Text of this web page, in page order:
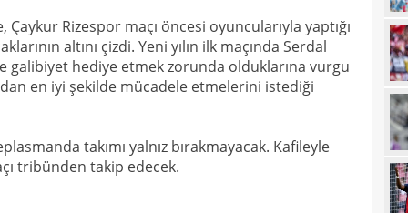
Rizespor maçı öncesi oyuncularıyla yaptığı
altını çizdi. Yeni yılın ilk maçında Serdal
galibiyet hediye etmek zorunda olduklarına vurgu
en iyi şekilde mücadele etmelerini istediği
takımı yalnız bırakmayacak. Kafileyle
tribünden takip edecek.